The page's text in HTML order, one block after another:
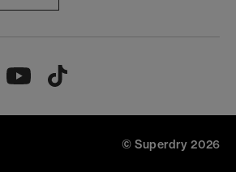
© Superdry 2026